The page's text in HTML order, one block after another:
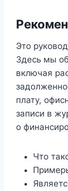
Это
Здесь мы
включая
плату,
записи в
о
Что